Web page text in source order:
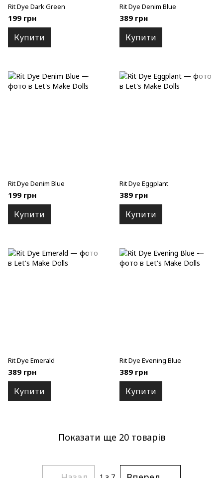
Rit Dye Dark Green
199 грн
Купити
Rit Dye Denim Blue
389 грн
Купити
Rit Dye Denim Blue
199 грн
Купити
Rit Dye Eggplant
389 грн
Купити
Rit Dye Emerald
389 грн
Купити
Rit Dye Evening Blue
389 грн
Купити
Показати ще 20 товарів